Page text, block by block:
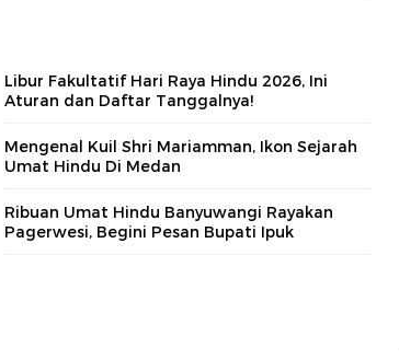
Libur Fakultatif Hari Raya Hindu 2026, Ini
Aturan dan Daftar Tanggalnya!
Mengenal Kuil Shri Mariamman, Ikon Sejarah
Umat Hindu Di Medan
Ribuan Umat Hindu Banyuwangi Rayakan
Pagerwesi, Begini Pesan Bupati Ipuk